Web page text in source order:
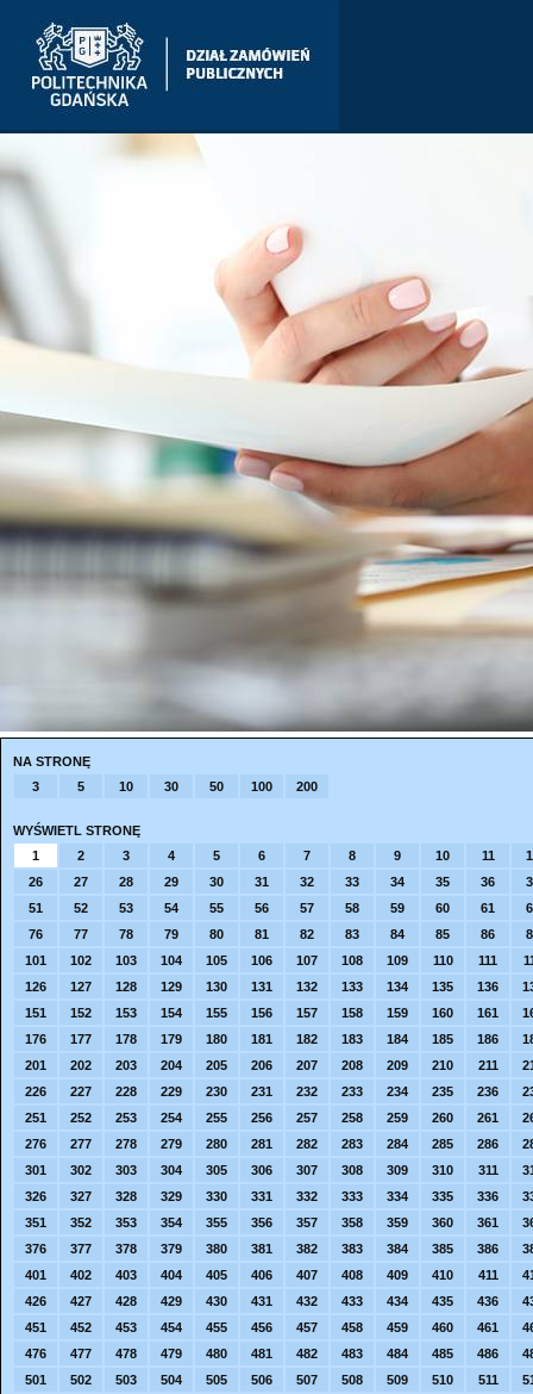
NA STRONĘ
3
5 10 30 50 100 200
WYŚWIETL STRONĘ
1
2 3 4 5 6 7 8 9 10 11
26
27 28 29 30 31 32 33 34 35 36
51
52 53 54 55 56 57 58 59 60 61
76
77 78 79 80 81 82 83 84 85 86
101
102 103 104 105 106 107 108 109 110 111
126
127 128 129 130 131 132 133 134 135 136
151
152 153 154 155 156 157 158 159 160 161
176
177 178 179 180 181 182 183 184 185 186
201
202 203 204 205 206 207 208 209 210 211
226
227 228 229 230 231 232 233 234 235 236
251
252 253 254 255 256 257 258 259 260 261
276
277 278 279 280 281 282 283 284 285 286
301
302 303 304 305 306 307 308 309 310 311
326
327 328 329 330 331 332 333 334 335 336
351
352 353 354 355 356 357 358 359 360 361
376
377 378 379 380 381 382 383 384 385 386
401
402 403 404 405 406 407 408 409 410 411
426
427 428 429 430 431 432 433 434 435 436
451
452 453 454 455 456 457 458 459 460 461
476
477 478 479 480 481 482 483 484 485 486
501
502 503 504 505 506 507 508 509 510 511